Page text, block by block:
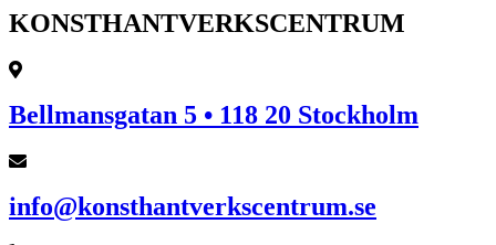
KONSTHANTVERKSCENTRUM
Bellmansgatan 5 • 118 20 Stockholm
info@konsthantverkscentrum.se